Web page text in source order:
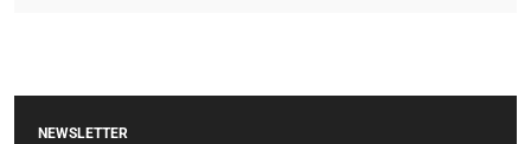
NEWSLETTER